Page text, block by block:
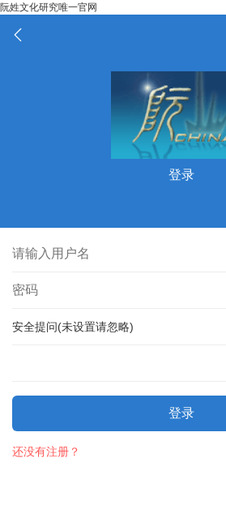
阮姓文化研究唯一官网
登录
安全提问(未设置请忽略)
登录
还没有注册？